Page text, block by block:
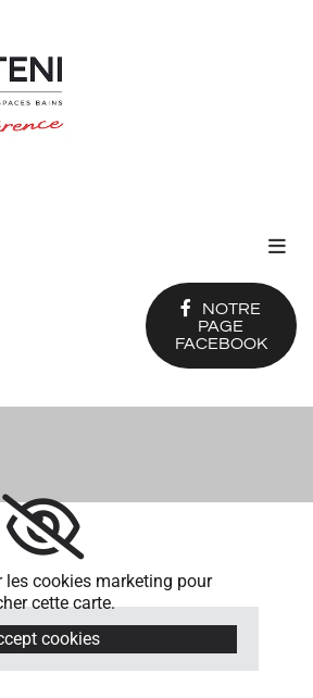
NOTRE
PAGE
FACEBOOK
les cookies marketing pour
cette carte.
cookies